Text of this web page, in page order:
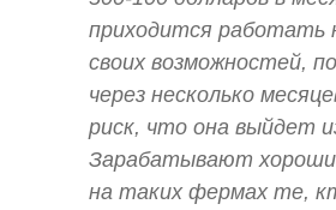
приходится работать
своих возможностей,
через несколько
риск, что она выйдет
Зарабатывают
на таких фермах те,